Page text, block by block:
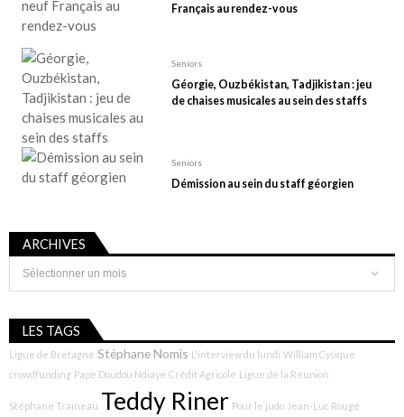
Français au rendez-vous
Seniors
Géorgie, Ouzbékistan, Tadjikistan : jeu
de chaises musicales au sein des staffs
Seniors
Démission au sein du staff géorgien
ARCHIVES
Archives
LES TAGS
Ligue de Bretagne Stéphane Nomis L'interview du lundi William Cysique
crowdfunding Pape Doudou Ndiaye Crédit Agricole Ligue de la Réunion
Stéphane Traineau Teddy Riner Pour le judo Jean-Luc Rougé